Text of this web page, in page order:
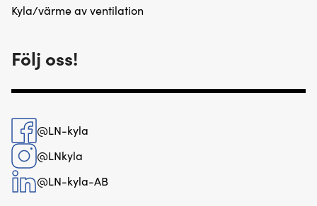
Kyla/värme av ventilation
Följ oss!
@LN-kyla
@LNkyla
@LN-kyla-AB